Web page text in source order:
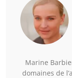
Marine
domaines de